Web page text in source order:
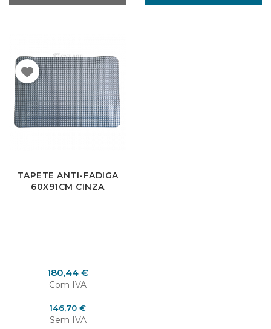
TAPETE ANTI-FADIGA
60X91CM CINZA
Preço
180,44 €
Com IVA
Preço
146,70 €
Sem IVA